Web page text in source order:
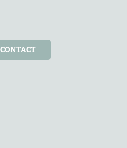
CONTACT